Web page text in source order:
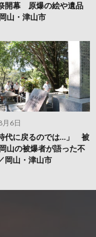
6日
代に戻るのでは…」 被
の被爆者が語った不
岡山・津山市
開幕 原爆の絵や遺品
山・津山市